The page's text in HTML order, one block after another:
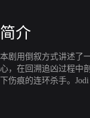
简介
本剧用倒叙方式讲述了
心，在回溯追凶过程中
下伤痕的连环杀手。